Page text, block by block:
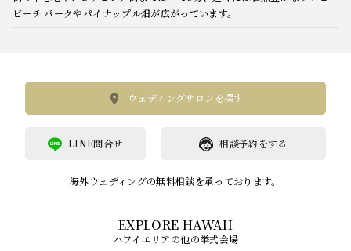
ビーチ パークやパイナップル畑が広がっています。
ウェディングサロンを探す
相談予約をする
LINE問合せ
海外ウェディングの無料相談を承っております。
ハワイエリアの他の挙式会場